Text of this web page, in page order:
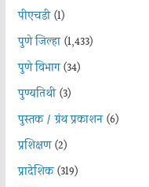
पीएचडी(1)
पुणे जिल्हा(1,433)
पुणे विभाग(34)
पुण्यतिथी(3)
पुस्तक / ग्रंथ प्रकाशन(6)
प्रशिक्षण(2)
प्रादेशिक(319)